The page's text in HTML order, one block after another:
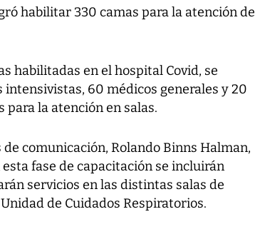
habilitar 330 camas para la atención de
habilitadas en el hospital Covid, se
60 médicos generales y 20
la atención en salas.
comunicación, Rolando Binns Halman,
fase de capacitación se incluirán
servicios en las distintas salas de
de Cuidados Respiratorios.